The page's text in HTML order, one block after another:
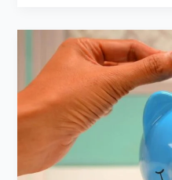
Vida
Financeira
do
Zero:
Passo
Passo
para
Sair